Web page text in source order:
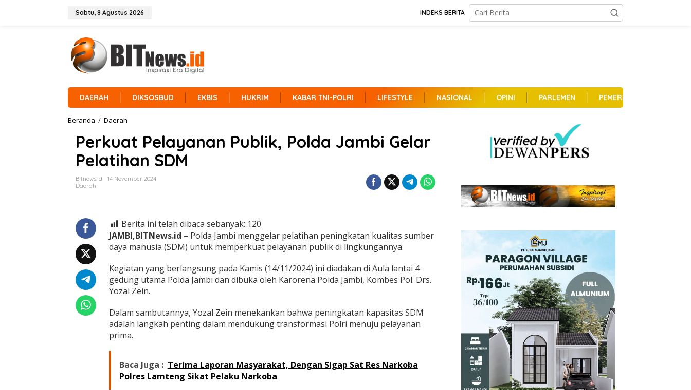
Sabtu, 8 Agustus 2026 INDEKS BERITA
DAERAH DIKSOSBUD EKBIS HUKRIM KABAR TNI-POLRI LIFESTYLE NASIONAL OPINI PARLEMEN PEMERINTAHAN
Beranda / Daerah
r
k
u
a
t
y
a
n
a
P
u
b
l
k
,
P
a
J
Perkuat Pelayanan Publik, Polda Jambi Gelar
Pelatihan SDM
Bitnews.id
14 November 2024
Daerah
Berita ini telah dibaca sebanyak: 120
JAMBI,BITNews.id – Polda Jambi menggelar pelatihan peningkatan kualitas sumber
daya manusia (SDM) untuk memperkuat pelayanan publik di lingkungannya.
Kegiatan yang berlangsung pada Kamis (14/11/2024) ini diadakan di Aula lantai 4
gedung utama Polda Jambi dan dibuka oleh Karorena Polda Jambi, Kombes Pol. Drs.
Yozal Zein.
Dalam sambutannya, Yozal Zein menekankan bahwa peningkatan kapasitas SDM
adalah langkah penting dalam mendukung transformasi Polri menuju pelayanan
prima.
Baca Juga : Terima Laporan Masyarakat, Dengan Sigap Sat Res Narkoba
Polres Lamteng Sikat Pelaku Narkoba